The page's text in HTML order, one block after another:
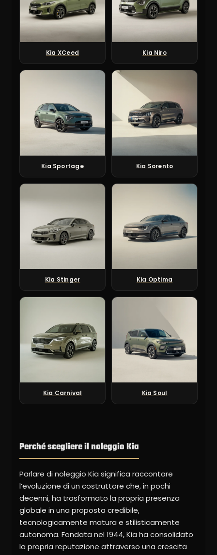
Kia XCeed Kia Niro
Kia Sportage Kia Sorento
Kia Stinger Kia Optima
Kia Carnival Kia Soul
Perché scegliere il noleggio Kia
Parlare di noleggio Kia significa raccontare
l’evoluzione di un costruttore che, in pochi
decenni, ha trasformato la propria presenza
globale in una proposta credibile,
tecnologicamente matura e stilisticamente
autonoma. Fondata nel 1944, Kia ha consolidato
la propria reputazione attraverso una crescita